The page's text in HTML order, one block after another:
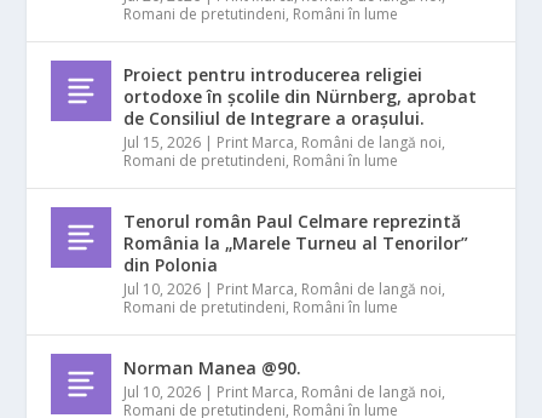
Romani de pretutindeni, Români în lume
Proiect pentru introducerea religiei
ortodoxe în școlile din Nürnberg, aprobat
de Consiliul de Integrare a orașului.
Jul 15, 2026 | Print Marca, Români de langă noi,
Romani de pretutindeni, Români în lume
Tenorul român Paul Celmare reprezintă
România la „Marele Turneu al Tenorilor”
din Polonia
Jul 10, 2026 | Print Marca, Români de langă noi,
Romani de pretutindeni, Români în lume
Norman Manea @90.
Jul 10, 2026 | Print Marca, Români de langă noi,
Romani de pretutindeni, Români în lume